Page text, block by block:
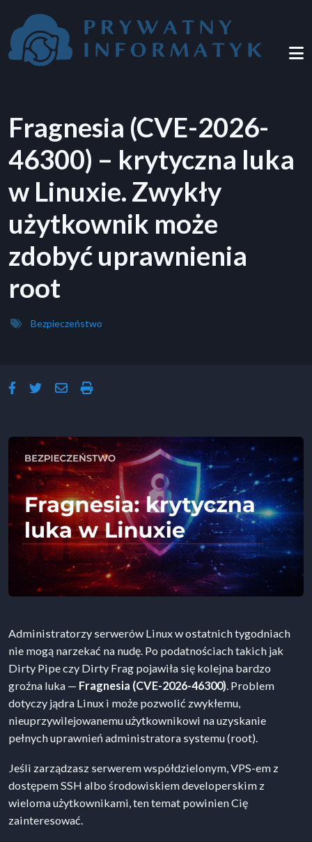
Fragnesia (CVE-2026-
46300) – krytyczna luka
w Linuxie. Zwykły
użytkownik może
zdobyć uprawnienia
root
Bezpieczeństwo
facebook-f
twitter
envelope
print
Administratorzy serwerów Linux w ostatnich tygodniach
nie mogą narzekać na nudę. Po podatnościach takich jak
Dirty Pipe czy Dirty Frag pojawiła się kolejna bardzo
groźna luka — Fragnesia (CVE-2026-46300). Problem
dotyczy jądra Linux i może pozwolić zwykłemu,
nieuprzywilejowanemu użytkownikowi na uzyskanie
pełnych uprawnień administratora systemu (root).
Jeśli zarządzasz serwerem współdzielonym, VPS-em z
dostępem SSH albo środowiskiem developerskim z
wieloma użytkownikami, ten temat powinien Cię
zainteresować.